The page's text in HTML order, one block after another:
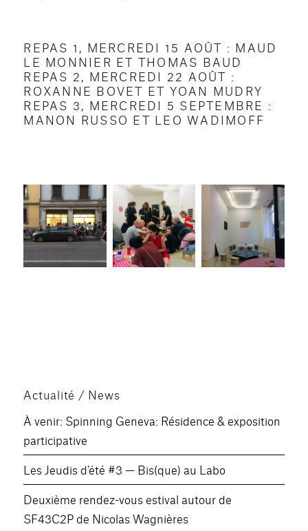
REPAS 1, MERCREDI 15 AOÛT : MAUD
LE MONNIER ET THOMAS BAUD
REPAS 2, MERCREDI 22 AOÛT :
ROXANNE BOVET ET YOAN MUDRY
REPAS 3, MERCREDI 5 SEPTEMBRE :
MANON RUSSO ET LEO WADIMOFF
Actualité / News
À venir: Spinning Geneva: Résidence & exposition
participative
Les Jeudis d’été #3 — Bis(que) au Labo
Deuxième rendez-vous estival autour de
SF43C2P de Nicolas Wagnières